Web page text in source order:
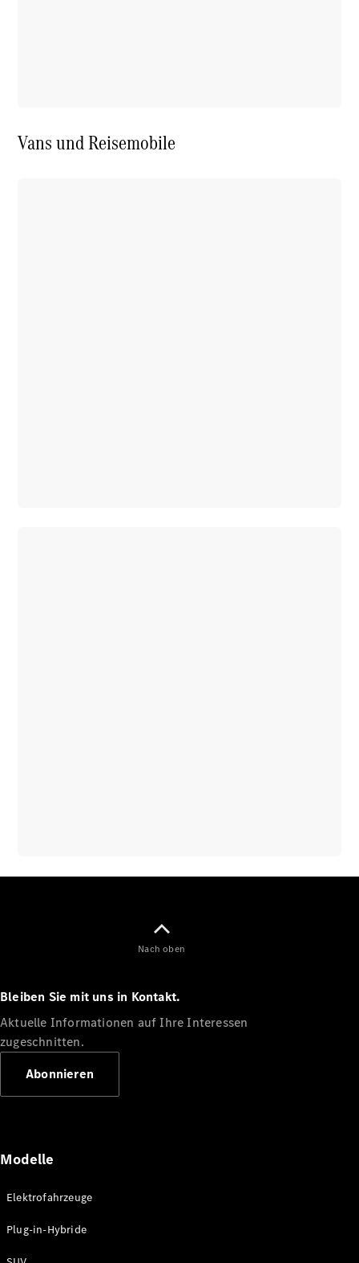
Vans und Reisemobile
Nach oben
Bleiben Sie mit uns in Kontakt.
Aktuelle Informationen auf Ihre Interessen
zugeschnitten.
Abonnieren
Modelle
Elektrofahrzeuge
Plug-in-Hybride